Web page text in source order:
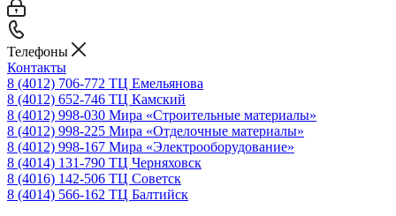
Телефоны
Контакты
8 (4012) 706-772 ТЦ Емельянова
8 (4012) 652-746 ТЦ Камский
8 (4012) 998-030 Мира «Строительные материалы»
8 (4012) 998-225 Мира «Отделочные материалы»
8 (4012) 998-167 Мира «Электрооборудование»
8 (4014) 131-790 ТЦ Черняховск
8 (4016) 142-506 ТЦ Советск
8 (4014) 566-162 ТЦ Балтийск